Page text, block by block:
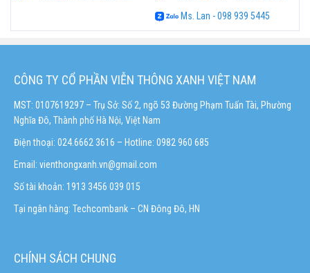
Ms. Lan - 098 939 5445
CÔNG TY CỔ PHẦN VIỄN THÔNG XANH VIỆT NAM
MST: 0107619297 – Trụ Sở: Số 2, ngõ 53 Đường Phạm Tuấn Tài, Phường
Nghĩa Đô, Thành phố Hà Nội, Việt Nam
Điện thoại: 024.6662 3616 – Hotline: 0982 960 685
Email: vienthongxanh.vn@gmail.com
Số tài khoản: 1913 3456 039 015
Tại ngân hàng: Techcombank – CN Đông Đô, HN
CHÍNH SÁCH CHUNG